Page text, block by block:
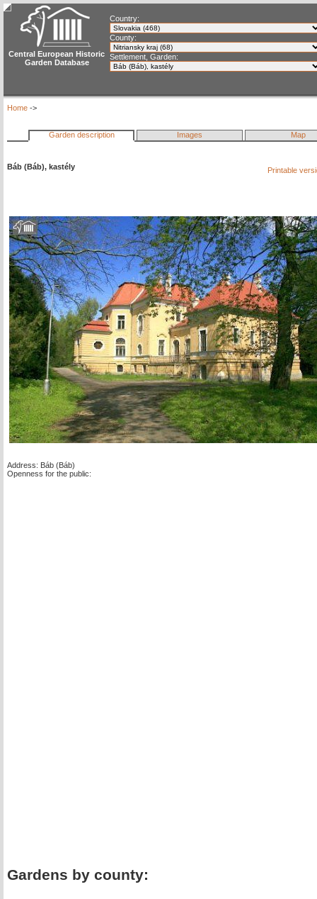
Central European Historic
Garden Database
Country:
County:
Settlement, Garden:
Home ->
Garden description Images Map
Báb (Báb), kastély Printable
Address: Báb (Báb)
Openness for the public:
Gardens by county: